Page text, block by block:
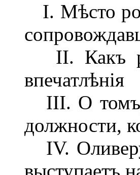
I. Мѣсто
II. Какъ
впечатлѣнія
III. О томъ,
должности,
IV.